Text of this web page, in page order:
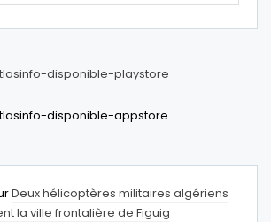
Deux hélicoptères militaires algériens
la ville frontalière de Figuig